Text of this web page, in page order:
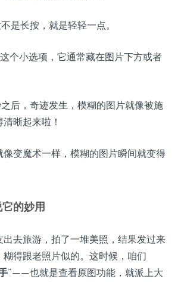
不是长按，就是轻轻一点。
个小选项，它通常藏在图片下方或者
之后，奇迹发生，模糊的图片就像被施
晰起来啦！
像变魔术一样，模糊的图片瞬间就变得
的妙用
出去旅游，拍了一堆美照，结果发过来
得跟老照片似的。这时候，咱们
”——也就是查看原图功能，就派上大